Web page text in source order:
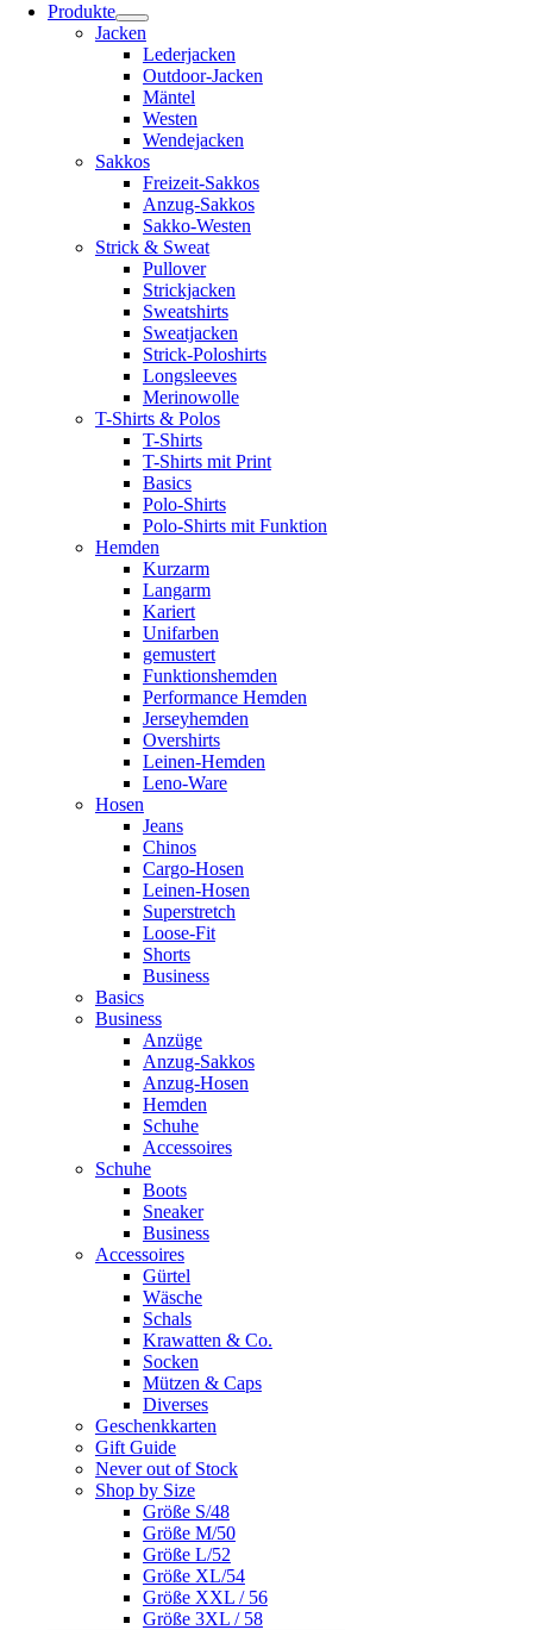
Produkte
Jacken
Lederjacken
Outdoor-Jacken
Mäntel
Westen
Wendejacken
Sakkos
Freizeit-Sakkos
Anzug-Sakkos
Sakko-Westen
Strick & Sweat
Pullover
Strickjacken
Sweatshirts
Sweatjacken
Strick-Poloshirts
Longsleeves
Merinowolle
T-Shirts & Polos
T-Shirts
T-Shirts mit Print
Basics
Polo-Shirts
Polo-Shirts mit Funktion
Hemden
Kurzarm
Langarm
Kariert
Unifarben
gemustert
Funktionshemden
Performance Hemden
Jerseyhemden
Overshirts
Leinen-Hemden
Leno-Ware
Hosen
Jeans
Chinos
Cargo-Hosen
Leinen-Hosen
Superstretch
Loose-Fit
Shorts
Business
Basics
Business
Anzüge
Anzug-Sakkos
Anzug-Hosen
Hemden
Schuhe
Accessoires
Schuhe
Boots
Sneaker
Business
Accessoires
Gürtel
Wäsche
Schals
Krawatten & Co.
Socken
Mützen & Caps
Diverses
Geschenkkarten
Gift Guide
Never out of Stock
Shop by Size
Größe S/48
Größe M/50
Größe L/52
Größe XL/54
Größe XXL / 56
Größe 3XL / 58